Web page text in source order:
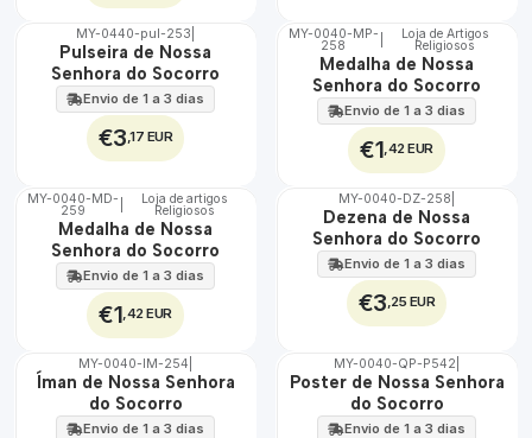
🇵🇹
100%
MY-0440-pul-253
Pulseira de Nossa
Senhora do Socorro
Envio de 1 a 3 dias
€3,17 EUR
🇵🇹
100%
MY-0040-MP-
258
Loja de Artigos
Religiosos
Medalha de Nossa
Senhora do Socorro
Envio de 1 a 3 dias
€1,42 EUR
🇵🇹
100%
MY-0040-MD-
259
Loja de artigos
Religiosos
Medalha de Nossa
Senhora do Socorro
Envio de 1 a 3 dias
€1,42 EUR
🇵🇹
100%
MY-0040-DZ-258
Dezena de Nossa
Senhora do Socorro
Envio de 1 a 3 dias
€3,25 EUR
🇵🇹
MY-0040-IM-254
Íman de Nossa Senhora
do Socorro
Envio de 1 a 3 dias
🇵🇹
MY-0040-QP-P542
Poster de Nossa Senhora
do Socorro
Envio de 1 a 3 dias